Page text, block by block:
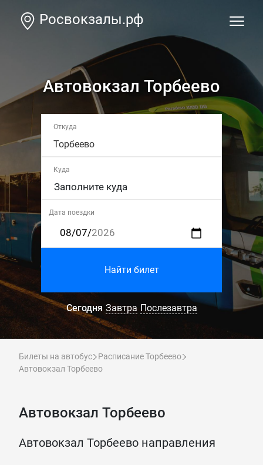
Росвокзалы.рф
Автовокзал Торбеево
Откуда
Торбеево
Куда
Дата поездки
Найти билет
Сегодня Завтра Послезавтра
Билеты на автобус
Расписание Торбеево
Автовокзал Торбеево
Автовокзал Торбеево
Автовокзал Торбеево направления